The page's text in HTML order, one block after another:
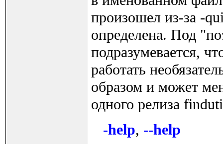
произошел из-за -
определена. Под
подразумевается,
работать
образом и может
одного релиза
-help, --help